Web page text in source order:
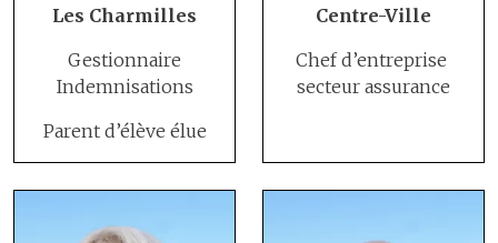
Les Charmilles
Gestionnaire
Indemnisations
Parent d’élève élue
Centre-Ville
Chef d’entreprise
secteur assurance